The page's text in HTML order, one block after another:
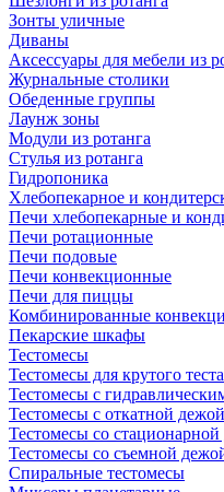
Зонты уличные
Диваны
Аксессуары для мебели из
Журнальные столики
Обеденные группы
Лаунж зоны
Модули из ротанга
Стулья из ротанга
Гидропоника
Хлебопекарное и
Печи хлебопекарные и
Печи ротационные
Печи подовые
Печи конвекционные
Печи для пиццы
Комбинированные
Пекарские шкафы
Тестомесы
Тестомесы для крутого теста
Тестомесы с
Тестомесы с откатной дежой
Тестомесы со
Тестомесы со съемной
Спиральные тестомесы